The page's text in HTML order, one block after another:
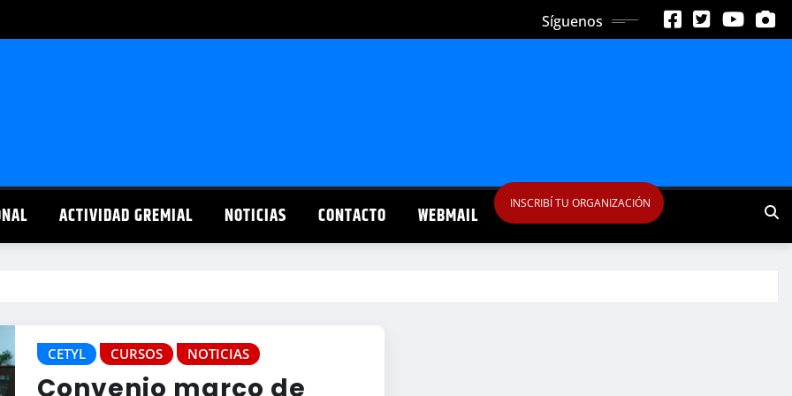
Síguenos
ACTIVIDAD GREMIAL NOTICIAS CONTACTO WEBMAIL
INSCRIBÍ TU ORGANIZACIÓN
CETYL CURSOS NOTICIAS
Convenio marco de